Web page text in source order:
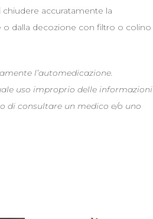
chiudere accuratamente la
dalla decozione con filtro o colino
l’automedicazione.
uso improprio delle informazioni
di consultare un medico e/o uno